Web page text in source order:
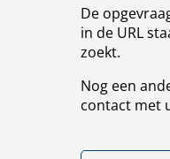
De
in de URL
zoekt.
Nog een
contact met